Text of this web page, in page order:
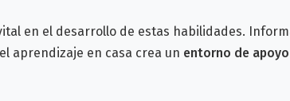
en el desarrollo de estas habilidades.
aprendizaje en casa crea un entorno de